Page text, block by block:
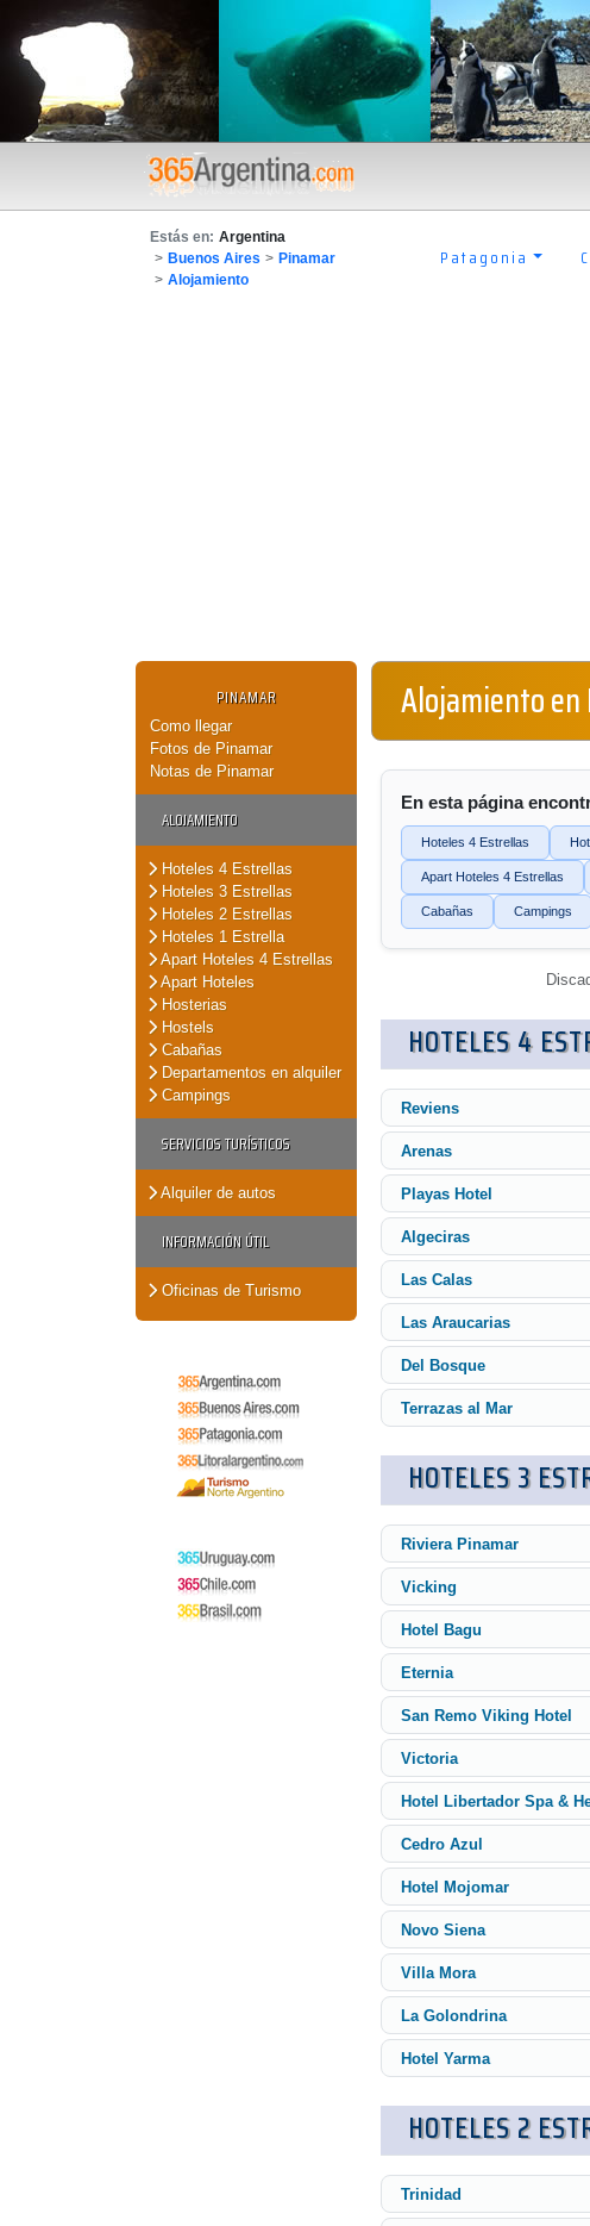
Estás en: Argentina
> Buenos Aires > Pinamar
> Alojamiento
Patagonia
PINAMAR
Como llegar
Fotos de Pinamar
Notas de Pinamar
ALOJAMIENTO
Hoteles 4 Estrellas
Hoteles 3 Estrellas
Hoteles 2 Estrellas
Hoteles 1 Estrella
Apart Hoteles 4 Estrellas
Apart Hoteles
Hosterias
Hostels
Cabañas
Departamentos en alquiler
Campings
SERVICIOS TURÍSTICOS
Alquiler de autos
INFORMACIÓN ÚTIL
Oficinas de Turismo
Alojamiento en
En esta página
Hoteles 4 Estrellas
Apart Hoteles 4 Estrellas
Cabañas Campings
HOTELES 4
Reviens
Arenas
Playas Hotel
Algeciras
Las Calas
Las Araucarias
Del Bosque
Terrazas al Mar
HOTELES 3
Riviera Pinamar
Vicking
Hotel Bagu
Eternia
San Remo Viking Hotel
Victoria
Hotel Libertador Spa &
Cedro Azul
Hotel Mojomar
Novo Siena
Villa Mora
La Golondrina
Hotel Yarma
HOTELES 2
Trinidad